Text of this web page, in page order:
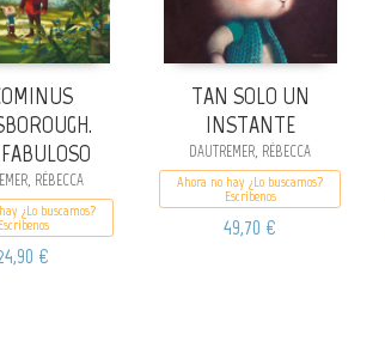
RÉBECCA
¿Lo buscamos?
Escribenos
€
TAN SOLO UN
INSTANTE
DAUTREMER, RÉBECCA
Ahora no hay ¿Lo buscamos?
Escribenos
49,70 €